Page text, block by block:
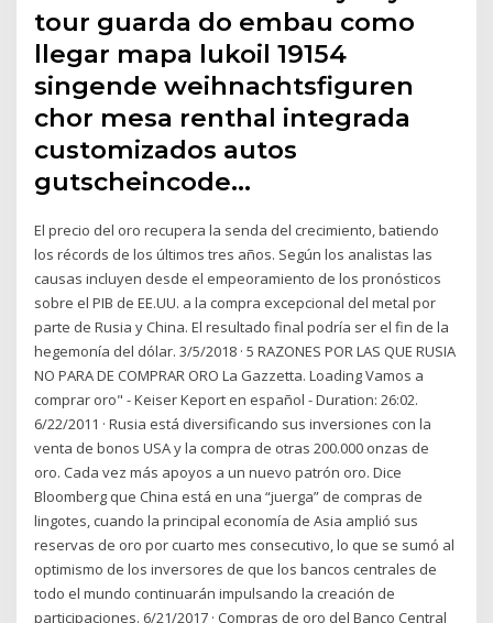
tour guarda do embau como
llegar mapa lukoil 19154
singende weihnachtsfiguren
chor mesa renthal integrada
customizados autos
gutscheincode…
El precio del oro recupera la senda del crecimiento, batiendo
los récords de los últimos tres años. Según los analistas las
causas incluyen desde el empeoramiento de los pronósticos
sobre el PIB de EE.UU. a la compra excepcional del metal por
parte de Rusia y China. El resultado final podría ser el fin de la
hegemonía del dólar. 3/5/2018 · 5 RAZONES POR LAS QUE RUSIA
NO PARA DE COMPRAR ORO La Gazzetta. Loading Vamos a
comprar oro" - Keiser Keport en español - Duration: 26:02.
6/22/2011 · Rusia está diversificando sus inversiones con la
venta de bonos USA y la compra de otras 200.000 onzas de
oro. Cada vez más apoyos a un nuevo patrón oro. Dice
Bloomberg que China está en una “juerga” de compras de
lingotes, cuando la principal economía de Asia amplió sus
reservas de oro por cuarto mes consecutivo, lo que se sumó al
optimismo de los inversores de que los bancos centrales de
todo el mundo continuarán impulsando la creación de
participaciones. 6/21/2017 · Compras de oro del Banco Central